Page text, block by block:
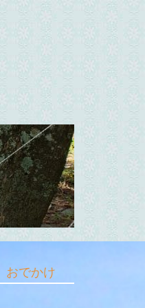
おでかけ